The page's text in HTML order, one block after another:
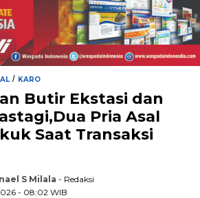
/ KARO
Butir Ekstasi dan
Pria Asal
Saat Transaksi
S Milala - Redaksi
- 08:02 WIB